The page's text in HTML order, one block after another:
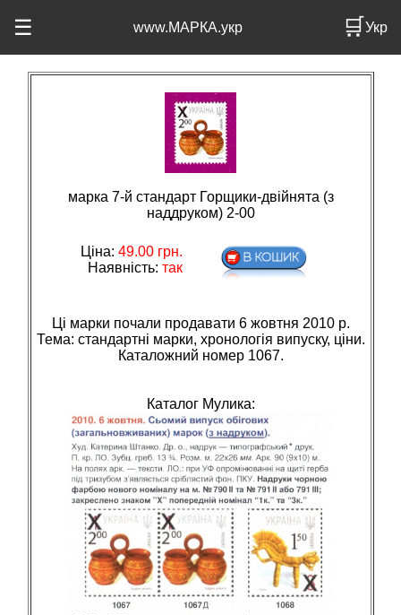
☰ www.МАРКА.укр 🛒Укр
марка 7-й стандарт Горщики-двійнята (з
наддруком) 2-00
Ціна: 49.00грн.
Наявність: так
Ці марки почали продавати 6 жовтня 2010 р.
Тема: стандартнi марки, хронологiя випуску, цiни.
Каталожний номер 1067.
Каталог Мулика: